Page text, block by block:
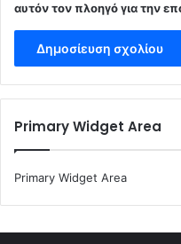
αυτόν τον πλοηγό για την
Primary Widget Area
Primary Widget Area